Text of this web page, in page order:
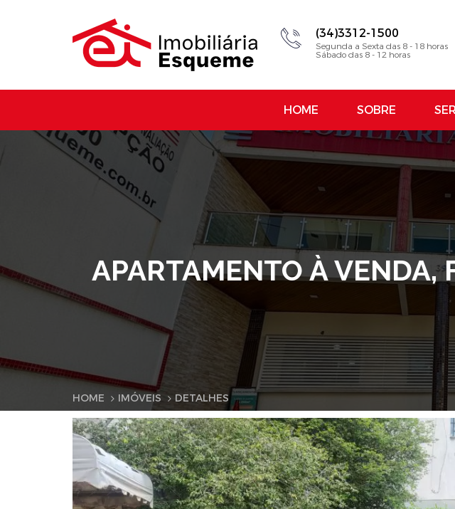
(34)3312-1500
Segunda a Sexta das 8 - 18 horas
Sábado das 8 - 12 horas
HOME SOBRE
APARTAMENTO À
HOME IMÓVEIS DETALHES